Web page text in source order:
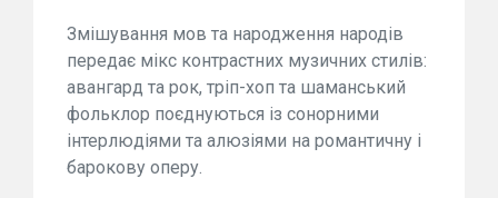
Змішування мов та народження народів
передає мікс контрастних музичних стилів:
авангард та рок, тріп-хоп та шаманський
фольклор поєднуються із сонорними
інтерлюдіями та алюзіями на романтичну і
барокову оперу.